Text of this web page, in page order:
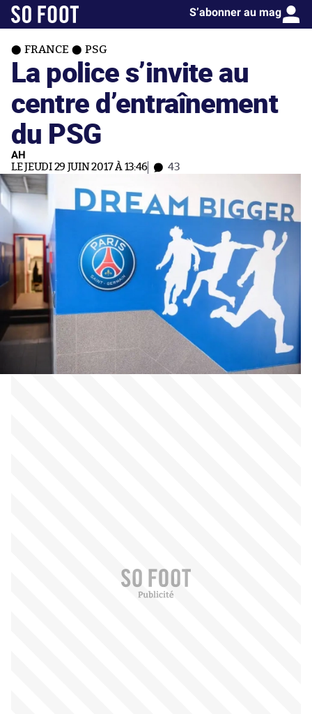
S’abonner au mag
FRANCE PSG
La police s’invite au
centre d’entraînement
du PSG
AH
LE JEUDI 29 JUIN 2017 À 13:46 43